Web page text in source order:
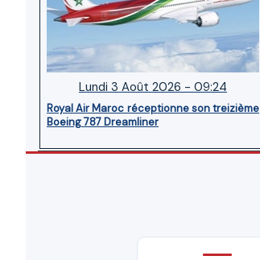
Lundi 3 Août 2026 - 09:24
Royal Air Maroc réceptionne son treizième
Boeing 787 Dreamliner